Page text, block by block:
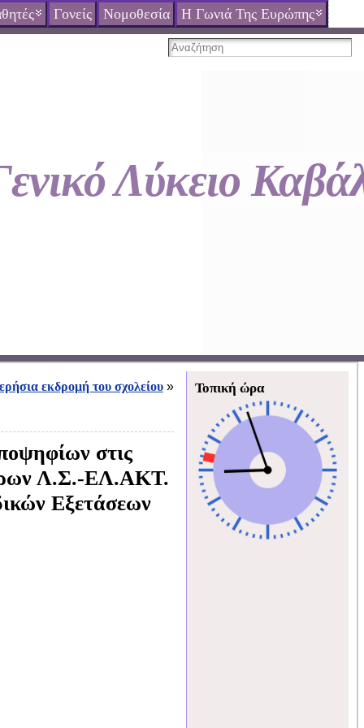
Γονείς Νομοθεσία Η Γωνιά Της Ευρώπης
Λύκειο
εκδρομή του σχολείου»
στις
Λ.Σ.-ΕΛ.ΑΚΤ.
Εξετάσεων
Τοπική ώρα